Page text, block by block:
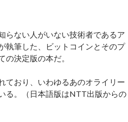
らない人がいない技術者であるア
執筆した、ビットコインとそのプ
の決定版の本だ。
ており、いわゆるあのオライリー
る。（日本語版はNTT出版からの